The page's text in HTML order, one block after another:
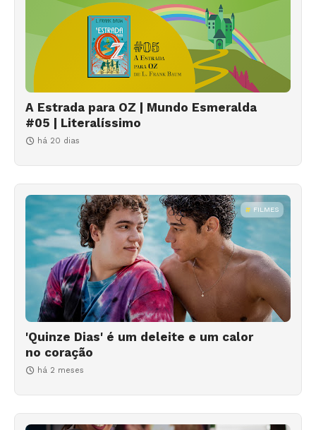
A Estrada para OZ | Mundo Esmeralda
#05 | Literalíssimo
há 20 dias
FILMES
'Quinze Dias' é um deleite e um calor
no coração
há 2 meses